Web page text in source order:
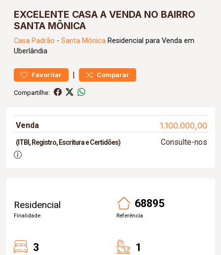
EXCELENTE CASA A VENDA NO BAIRRO
SANTA MÔNICA
Casa Padrão - Santa Mônica Residencial para Venda em
Uberlândia
Favoritar | Comparar
Compartilhe:
Venda 1.100.000,00
(ITBI, Registro, Escritura e Certidões) Consulte-nos
Residencial
Finalidade
68895
Referência
3 1